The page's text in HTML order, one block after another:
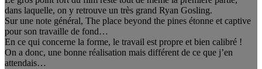
dans laquelle, on y retrouve un très grand Ryan Gosling.
Sur une note général, The place beyond the pines étonne et captive
pour son travaille de fond…
En ce qui concerne la forme, le travail est propre et bien calibré !
On a donc, une bonne réalisation mais différent de ce que j’en
attendais…